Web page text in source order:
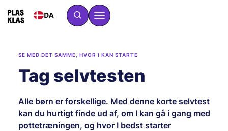
DA
SE MED DET SAMME, HVOR I KAN STARTE
Tag selvtesten
Alle børn er forskellige. Med denne korte selvtest
kan du hurtigt finde ud af, om I kan gå i gang med
pottetræningen, og hvor I bedst starter